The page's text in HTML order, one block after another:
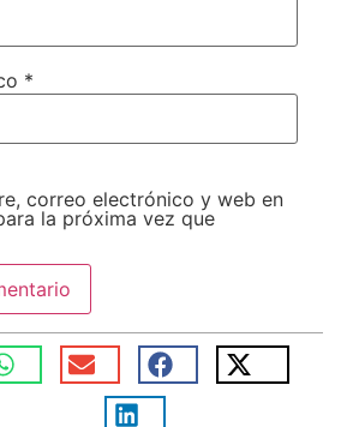
*
correo electrónico y web en
la próxima vez que